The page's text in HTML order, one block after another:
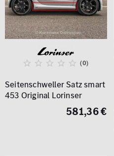
(0)
Seitenschweller Satz smart
453 Original Lorinser
581,36 €